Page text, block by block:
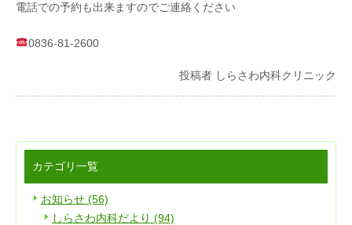
電話での予約も出来ますのでご連絡ください
0836-81-2600
投稿者 しらさわ内科クリニック
カテゴリ一覧
お知らせ (56)
しらさわ内科だより (94)